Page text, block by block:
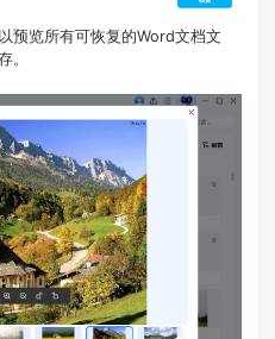
预览所有可恢复的Word文档文
。